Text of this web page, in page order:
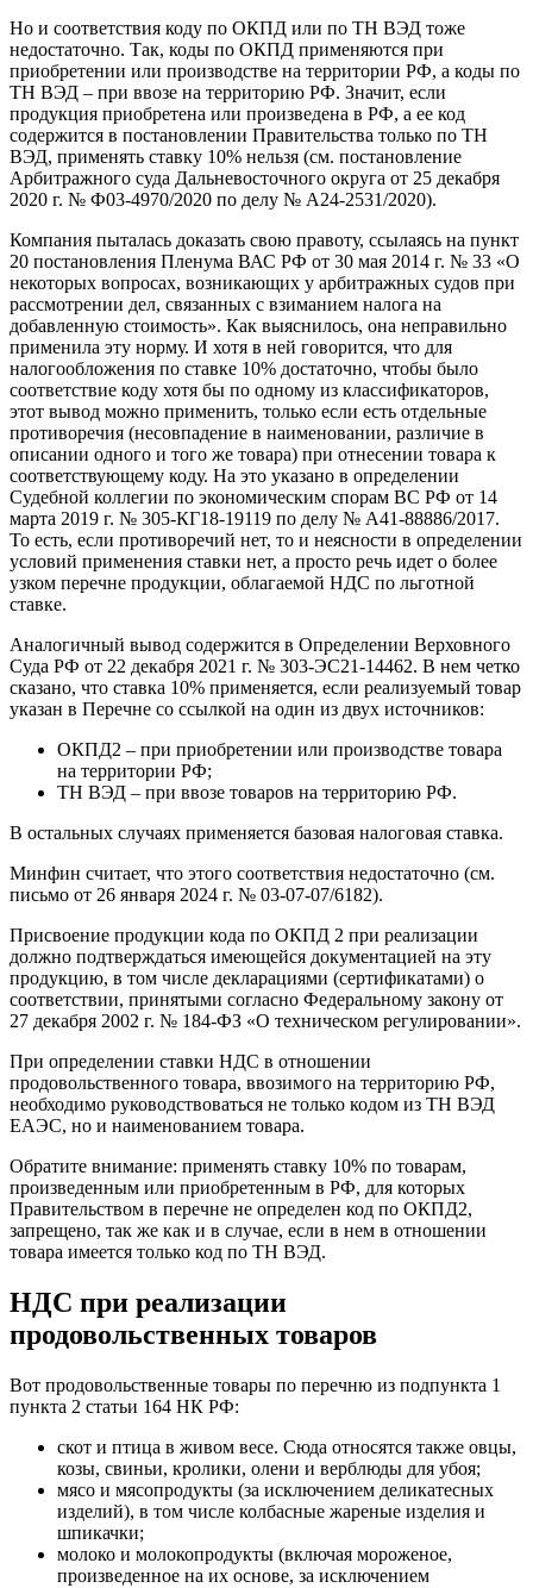
Но и соответствия коду по ОКПД или по ТН ВЭД тоже
недостаточно. Так, коды по ОКПД применяются при
приобретении или производстве на территории РФ, а коды по
ТН ВЭД – при ввозе на территорию РФ. Значит, если
продукция приобретена или произведена в РФ, а ее код
содержится в постановлении Правительства только по ТН
ВЭД, применять ставку 10% нельзя (см. постановление
Арбитражного суда Дальневосточного округа от 25 декабря
2020 г. № Ф03-4970/2020 по делу № А24-2531/2020).
Компания пыталась доказать свою правоту, ссылаясь на пункт
20 постановления Пленума ВАС РФ от 30 мая 2014 г. № 33 «О
некоторых вопросах, возникающих у арбитражных судов при
рассмотрении дел, связанных с взиманием налога на
добавленную стоимость». Как выяснилось, она неправильно
применила эту норму. И хотя в ней говорится, что для
налогообложения по ставке 10% достаточно, чтобы было
соответствие коду хотя бы по одному из классификаторов,
этот вывод можно применить, только если есть отдельные
противоречия (несовпадение в наименовании, различие в
описании одного и того же товара) при отнесении товара к
соответствующему коду. На это указано в определении
Судебной коллегии по экономическим спорам ВС РФ от 14
марта 2019 г. № 305-КГ18-19119 по делу № А41-88886/2017.
То есть, если противоречий нет, то и неясности в определении
условий применения ставки нет, а просто речь идет о более
узком перечне продукции, облагаемой НДС по льготной
ставке.
Аналогичный вывод содержится в Определении Верховного
Суда РФ от 22 декабря 2021 г. № 303-ЭС21-14462. В нем четко
сказано, что ставка 10% применяется, если реализуемый товар
указан в Перечне со ссылкой на один из двух источников:
ОКПД2 – при приобретении или производстве товара
на территории РФ;
ТН ВЭД – при ввозе товаров на территорию РФ.
В остальных случаях применяется базовая налоговая ставка.
Минфин считает, что этого соответствия недостаточно (см.
письмо от 26 января 2024 г. № 03-07-07/6182).
Присвоение продукции кода по ОКПД 2 при реализации
должно подтверждаться имеющейся документацией на эту
продукцию, в том числе декларациями (сертификатами) о
соответствии, принятыми согласно Федеральному закону от
27 декабря 2002 г. № 184-ФЗ «О техническом регулировании».
При определении ставки НДС в отношении
продовольственного товара, ввозимого на территорию РФ,
необходимо руководствоваться не только кодом из ТН ВЭД
ЕАЭС, но и наименованием товара.
Обратите внимание: применять ставку 10% по товарам,
произведенным или приобретенным в РФ, для которых
Правительством в перечне не определен код по ОКПД2,
запрещено, так же как и в случае, если в нем в отношении
товара имеется только код по ТН ВЭД.
НДС при реализации
продовольственных товаров
Вот продовольственные товары по перечню из подпункта 1
пункта 2 статьи 164 НК РФ:
скот и птица в живом весе. Сюда относятся также овцы,
козы, свиньи, кролики, олени и верблюды для убоя;
мясо и мясопродукты (за исключением деликатесных
изделий), в том числе колбасные жареные изделия и
шпикачки;
молоко и молокопродукты (включая мороженое,
произведенное на их основе, за исключением